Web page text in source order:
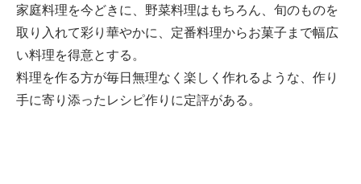
家庭料理を今どきに、野菜料理はもちろん、旬のものを
取り入れて彩り華やかに、定番料理からお菓子まで幅広
い料理を得意とする。
料理を作る方が毎日無理なく楽しく作れるような、作り
手に寄り添ったレシピ作りに定評がある。